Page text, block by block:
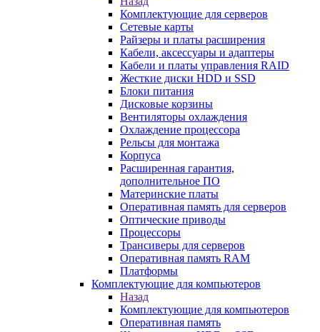
Комплектующие для серверов
Сетевые карты
Райзеры и платы расширения
Кабели, аксессуары и адаптеры
Кабели и платы управления RAID
Жесткие диски HDD и SSD
Блоки питания
Дисковые корзины
Вентиляторы охлаждения
Охлаждение процессора
Рельсы для монтажа
Корпуса
Расширенная гарантия,
дополнительное ПО
Материнские платы
Оперативная память для серверов
Оптические приводы
Процессоры
Трансиверы для серверов
Оперативная память RAM
Платформы
Комплектующие для компьютеров
Назад
Комплектующие для компьютеров
Оперативная память